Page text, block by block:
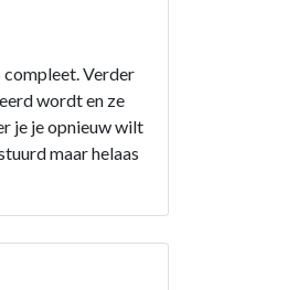
compleet. Verder
wordt en ze
je je opnieuw wilt
maar helaas